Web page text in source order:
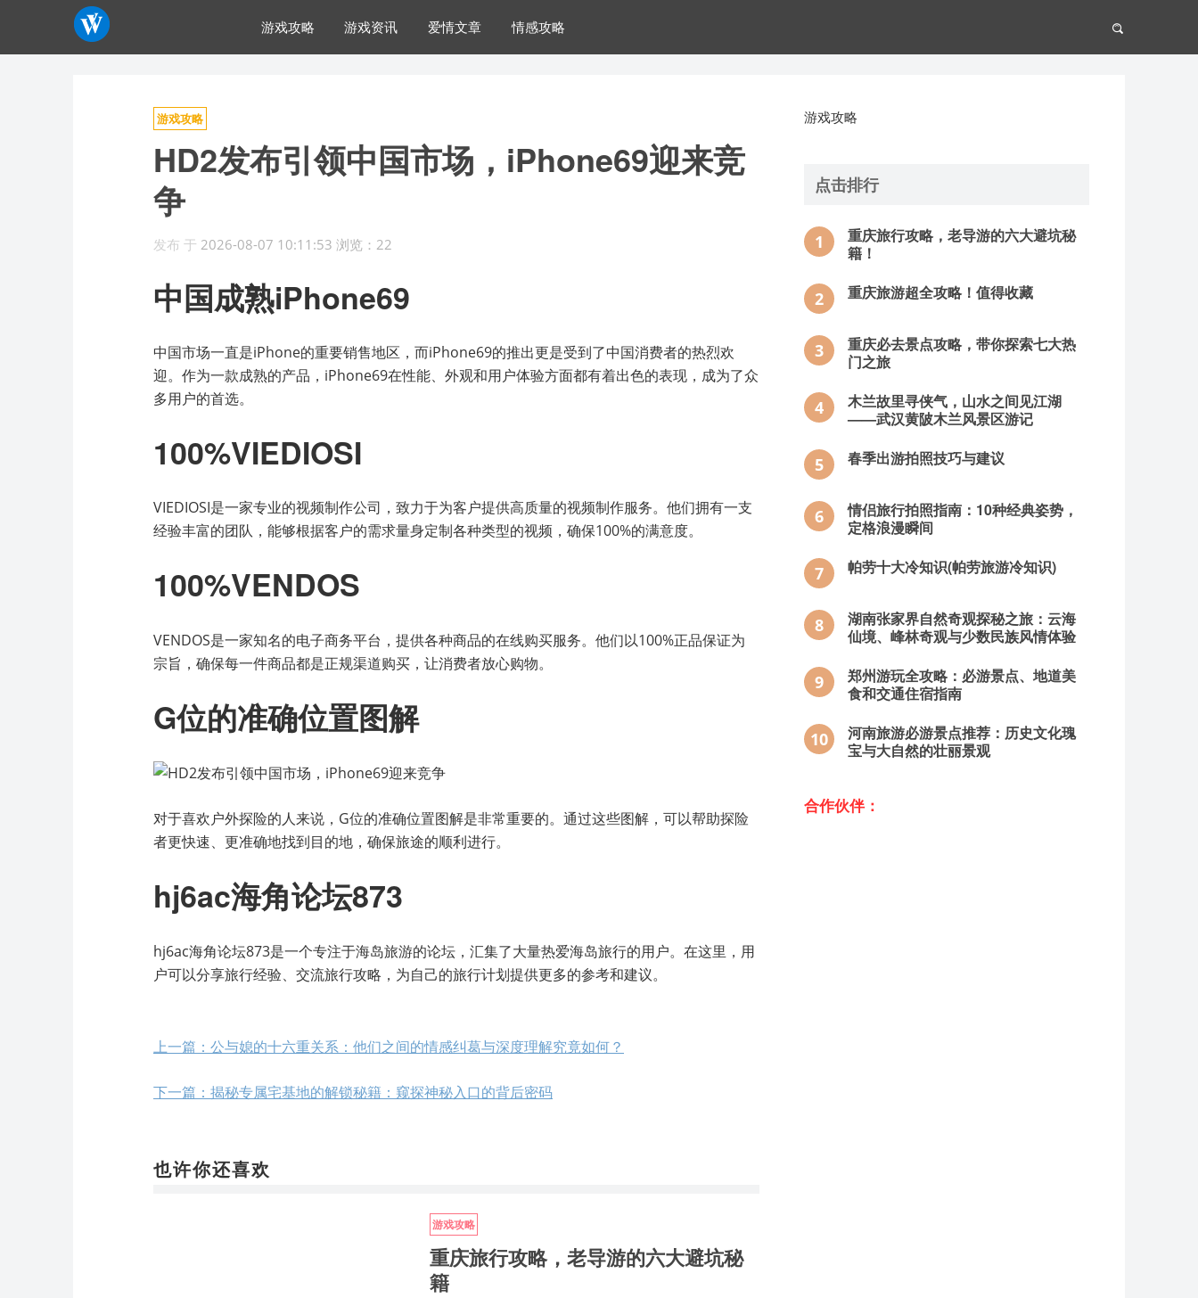
游戏攻略 游戏资讯 爱情文章 情感攻略
游戏攻略
HD2发布引领中国市场，iPhone69迎来竞
争
发布 于 2026-08-07 10:11:53 浏览：22
中国成熟iPhone69
中国市场一直是iPhone的重要销售地区，而iPhone69的推出更是受到了中国消费者的热烈欢
迎。作为一款成熟的产品，iPhone69在性能、外观和用户体验方面都有着出色的表现，成为了众
多用户的首选。
100%VIEDIOSI
VIEDIOSI是一家专业的视频制作公司，致力于为客户提供高质量的视频制作服务。他们拥有一支
经验丰富的团队，能够根据客户的需求量身定制各种类型的视频，确保100%的满意度。
100%VENDOS
VENDOS是一家知名的电子商务平台，提供各种商品的在线购买服务。他们以100%正品保证为
宗旨，确保每一件商品都是正规渠道购买，让消费者放心购物。
G位的准确位置图解
对于喜欢户外探险的人来说，G位的准确位置图解是非常重要的。通过这些图解，可以帮助探险
者更快速、更准确地找到目的地，确保旅途的顺利进行。
hj6ac海角论坛873
hj6ac海角论坛873是一个专注于海岛旅游的论坛，汇集了大量热爱海岛旅行的用户。在这里，用
户可以分享旅行经验、交流旅行攻略，为自己的旅行计划提供更多的参考和建议。
上一篇：公与媳的十六重关系：他们之间的情感纠葛与深度理解究竟如何？
下一篇：揭秘专属宅基地的解锁秘籍：窥探神秘入口的背后密码
也许你还喜欢
游戏攻略
重庆旅行攻略，老导游的六大避坑秘
籍
游戏攻略
点击排行
1
重庆旅行攻略，老导游的六大避坑秘
籍！
2 重庆旅游超全攻略！值得收藏
3
重庆必去景点攻略，带你探索七大热
门之旅
4
木兰故里寻侠气，山水之间见江湖
——武汉黄陂木兰风景区游记
5 春季出游拍照技巧与建议
6
情侣旅行拍照指南：10种经典姿势，
定格浪漫瞬间
7 帕劳十大冷知识(帕劳旅游冷知识)
8
湖南张家界自然奇观探秘之旅：云海
仙境、峰林奇观与少数民族风情体验
9
郑州游玩全攻略：必游景点、地道美
食和交通住宿指南
10
河南旅游必游景点推荐：历史文化瑰
宝与大自然的壮丽景观
合作伙伴：